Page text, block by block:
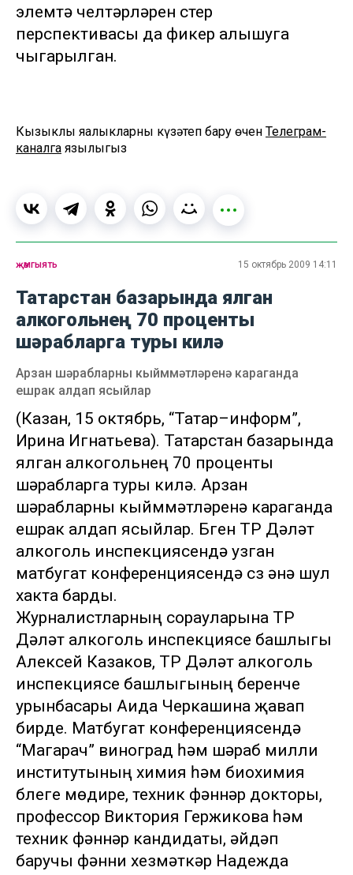
элемтә челтәрләрен үстерү
перспективасы да фикер алышуга
чыгарылган.
Кызыклы яңалыкларны күзәтеп бару өчен Телеграм-
каналга язылыгыз
җәмгыять 15 октябрь 2009 14:11
Татарстан базарында ялган
алкогольнең 70 проценты
шәрабларга туры килә
Арзан шәрабларны кыйммәтләренә караганда
ешрак алдап ясыйлар
(Казан, 15 октябрь, “Татар–информ”,
Ирина Игнатьева). Татарстан базарында
ялган алкогольнең 70 проценты
шәрабларга туры килә. Арзан
шәрабларны кыйммәтләренә караганда
ешрак алдап ясыйлар. Бүген ТР Дәүләт
алкоголь инспекциясендә узган
матбугат конференциясендә сүз әнә шул
хакта барды.
Журналистларның сорауларына ТР
Дәүләт алкоголь инспекциясе башлыгы
Алексей Казаков, ТР Дәүләт алкоголь
инспекциясе башлыгының беренче
урынбасары Аида Черкашина җавап
бирде. Матбугат конференциясендә
“Магарач” виноград һәм шәраб милли
институтының химия һәм биохимия
бүлеге мөдире, техник фәннәр докторы,
профессор Виктория Гержикова һәм
техник фәннәр кандидаты, әйдәп
баручы фәнни хезмәткәр Надежда